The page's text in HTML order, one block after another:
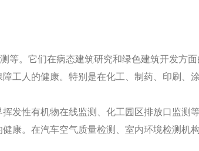
。它们在病态建筑研究和绿色建筑开发方
人的健康。特别是在化工、制药、印刷、涂
性有机物在线监测、化工园区排放口监测等
。在汽车空气质量检测、室内环境检测机